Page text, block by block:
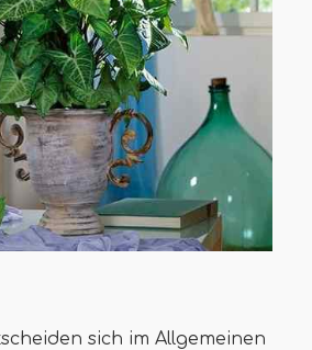
sich im Allgemeinen